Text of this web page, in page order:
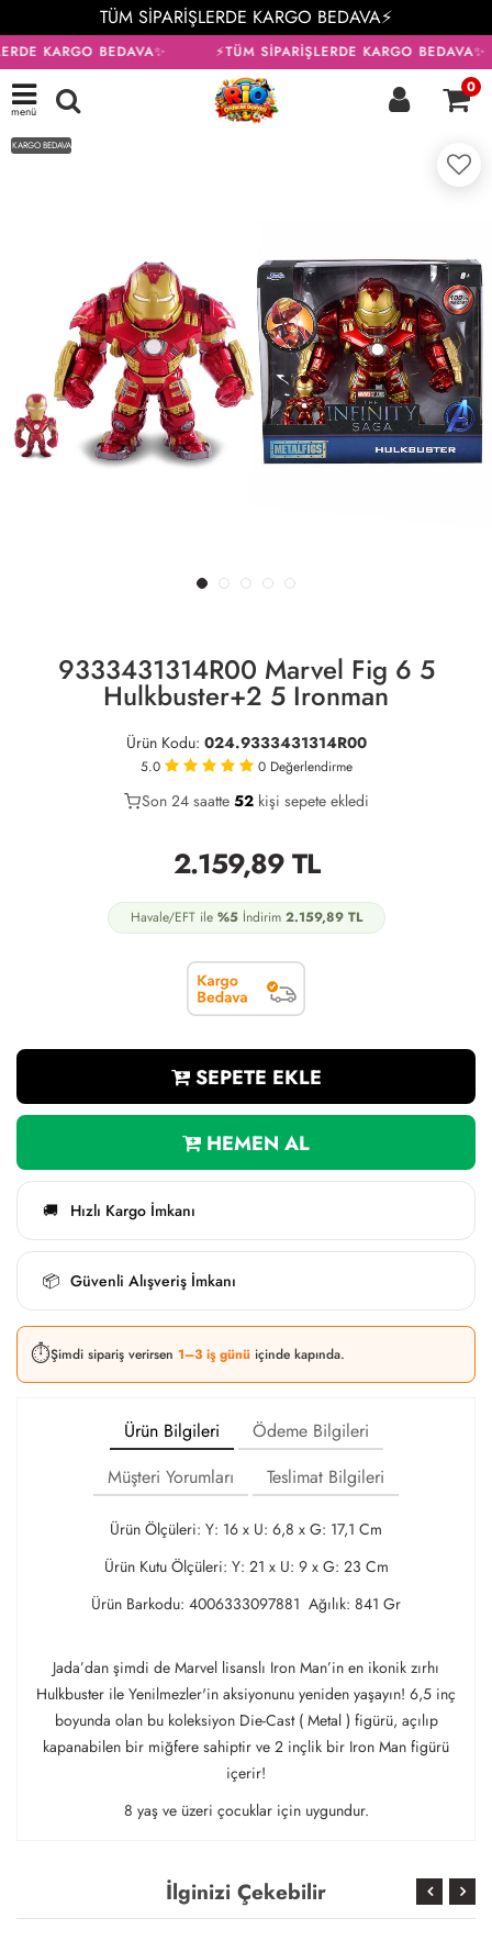
TÜM SİPARİŞLERDE KARGO BEDAVA⚡
KARGO BEDAVA✨ ⚡TÜM SİPARİŞLERDE KARGO BEDAVA✨
menü
0
KARGO BEDAVA
9333431314R00 Marvel Fig 6 5
Hulkbuster+2 5 Ironman
Ürün Kodu: 024.9333431314R00
5.0 0 Değerlendirme
34
Son 24 saatte 52kişi sepete ekledi
12
2.159,89TL
Havale/EFT ile %5İndirim 2.159,89TL
SEPETE EKLE
HEMEN AL
🚚 Hızlı Kargo İmkanı
📦 Güvenli Alışveriş İmkanı
⏱️Şimdi sipariş verirsen 1–3 iş günü içinde kapında.
Ürün Bilgileri
Ödeme Bilgileri
Müşteri Yorumları
Teslimat Bilgileri
Ürün Ölçüleri: Y: 16 x U: 6,8 x G: 17,1 Cm
Ürün Kutu Ölçüleri: Y: 21 x U: 9 x G: 23 Cm
Ürün Barkodu: 4006333097881 Ağılık: 841 Gr
Jada’dan şimdi de Marvel lisanslı Iron Man’in en ikonik zırhı
Hulkbuster ile Yenilmezler'in aksiyonunu yeniden yaşayın! 6,5 inç
boyunda olan bu koleksiyon Die-Cast ( Metal ) figürü, açılıp
kapanabilen bir miğfere sahiptir ve 2 inçlik bir Iron Man figürü
içerir!
8 yaş ve üzeri çocuklar için uygundur.
İlginizi Çekebilir